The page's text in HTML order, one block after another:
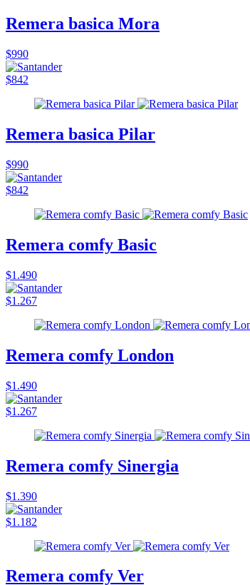
Remera basica Mora
$990
$842
Remera basica Pilar
$990
$842
Remera comfy Basic
$1.490
$1.267
Remera comfy London
$1.490
$1.267
Remera comfy Sinergia
$1.390
$1.182
Remera comfy Ver